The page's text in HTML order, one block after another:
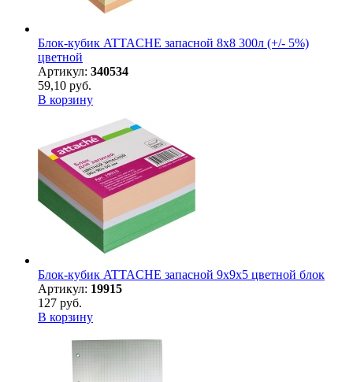
Блок-кубик ATTACHE запасной 8х8 300л (+/- 5%)
цветной
Артикул: 340534
59,10 руб.
В корзину
Блок-кубик ATTACHE запасной 9х9х5 цветной блок
Артикул: 19915
127 руб.
В корзину